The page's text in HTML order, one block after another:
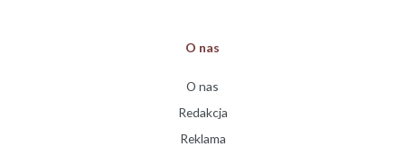
O nas
O nas
Redakcja
Reklama